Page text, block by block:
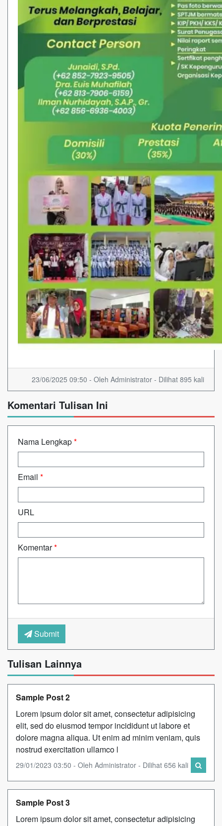
23/06/2025 09:50 - Oleh Administrator - Dilihat 895 kali
Komentari Tulisan Ini
Nama Lengkap*
Email *
URL
Komentar*
Submit
Tulisan Lainnya
Sample Post 2
Lorem ipsum dolor sit amet, consectetur adipisicing
elit, sed do eiusmod tempor incididunt ut labore et
dolore magna aliqua. Ut enim ad minim veniam, quis
nostrud exercitation ullamco l
29/01/2023 03:50 - Oleh Administrator - Dilihat 656 kali
Sample Post 3
Lorem ipsum dolor sit amet, consectetur adipisicing